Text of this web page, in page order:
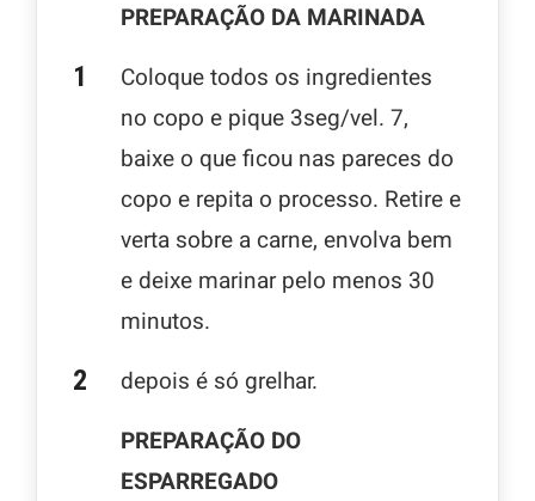
PREPARAÇÃO DA MARINADA
Coloque todos os ingredientes
no copo e pique 3seg/vel. 7,
baixe o que ficou nas pareces do
copo e repita o processo. Retire e
verta sobre a carne, envolva bem
e deixe marinar pelo menos 30
minutos.
depois é só grelhar.
PREPARAÇÃO DO
ESPARREGADO